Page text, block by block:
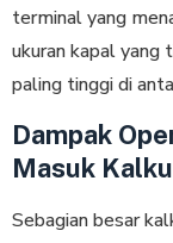
terminal yang
ukuran kapal yang
paling tinggi di
Dampak
Masuk
Sebagian besar